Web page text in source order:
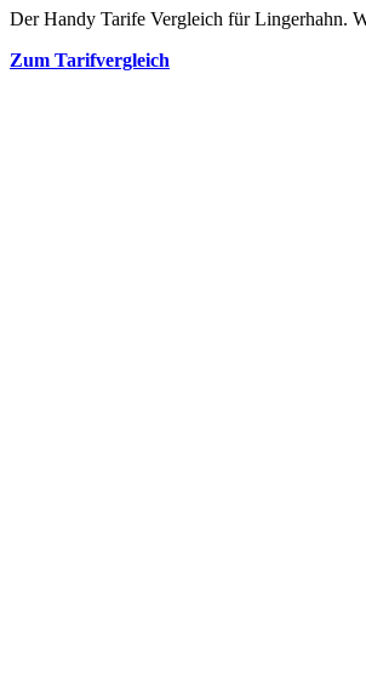
Der Handy Tarife Vergleich für Lingerhahn.
Zum Tarifvergleich